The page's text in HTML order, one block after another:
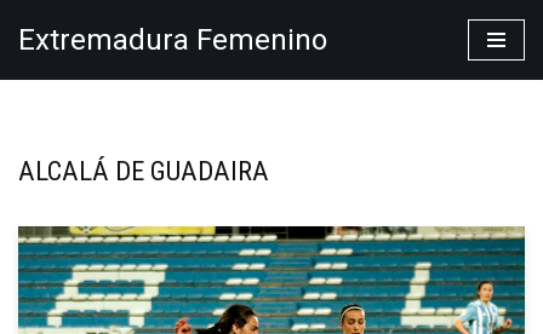
Extremadura Femenino
ALCALÁ DE GUADAIRA